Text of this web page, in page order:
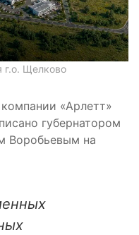
г.о. Щелково
«Арлетт»
губернатором
Воробьевым на